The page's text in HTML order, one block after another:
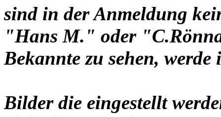
sind in der Anmeldung
"Hans M." oder
Bekannte zu sehen,
Bilder die eingestellt